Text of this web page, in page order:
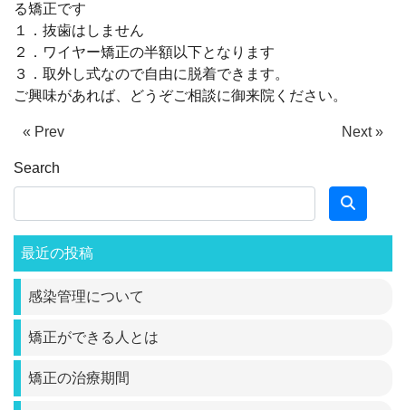
る矯正です
１．抜歯はしません
２．ワイヤー矯正の半額以下となります
３．取外し式なので自由に脱着できます。
ご興味があれば、どうぞご相談に御来院ください。
« Prev Next »
Search
最近の投稿
感染管理について
矯正ができる人とは
矯正の治療期間